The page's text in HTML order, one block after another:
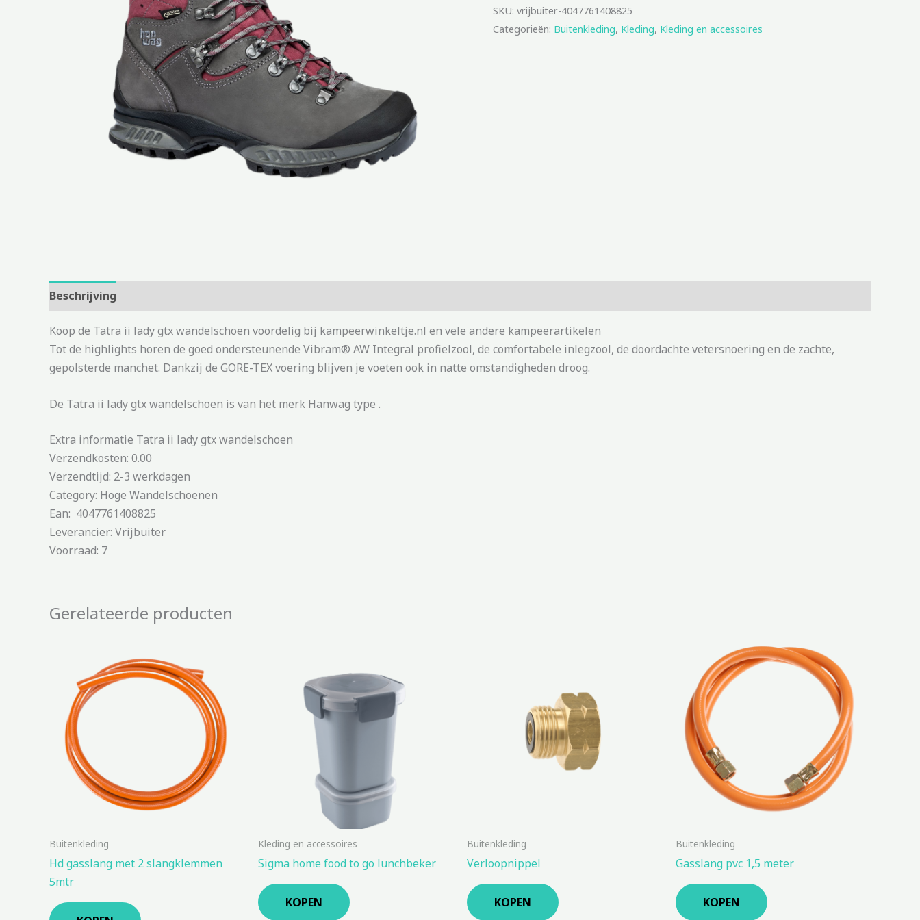
SKU: vrijbuiter-4047761408825
Categorieën: Buitenkleding, Kleding, Kleding en accessoires
Beschrijving
Koop de Tatra ii lady gtx wandelschoen voordelig bij kampeerwinkeltje.nl en vele andere kampeerartikelen
Tot de highlights horen de goed ondersteunende Vibram® AW Integral profielzool, de comfortabele inlegzool, de doordachte vetersnoering en de zachte,
gepolsterde manchet. Dankzij de GORE-TEX voering blijven je voeten ook in natte omstandigheden droog.
De Tatra ii lady gtx wandelschoen is van het merk Hanwag type .
Extra informatie Tatra ii lady gtx wandelschoen
Verzendkosten: 0.00
Verzendtijd: 2-3 werkdagen
Category: Hoge Wandelschoenen
Ean: 4047761408825
Leverancier: Vrijbuiter
Voorraad: 7
Gerelateerde producten
Buitenkleding
Hd gasslang met 2 slangklemmen
5mtr
Kleding en accessoires
Sigma home food to go lunchbeker
KOPEN
Buitenkleding
Verloopnippel
KOPEN
Buitenkleding
Gasslang pvc 1,5 meter
KOPEN